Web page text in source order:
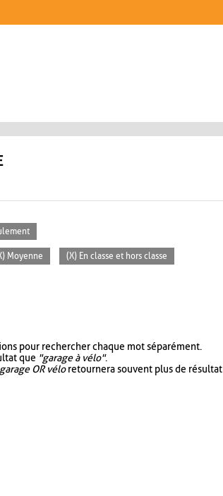
Moyenne (X) En classe et hors classe
pour rechercher chaque mot séparément.
que "garage à vélo".
garage OR véloretournera souvent plus de résultat